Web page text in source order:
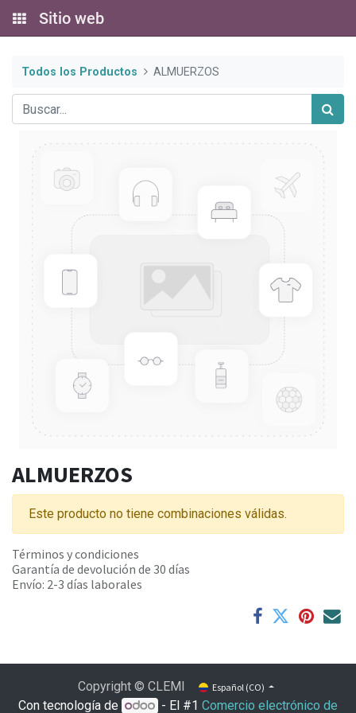
Sitio web
Todos los Productos ALMUERZOS
ALMUERZOS
Este producto no tiene combinaciones válidas.
Términos y condiciones
Garantía de devolución de 30 días
Envío: 2-3 días laborales
Copyright © CLEMI Español (CO)
Con tecnología de - El #1Comercio electrónico de